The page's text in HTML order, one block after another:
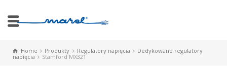
Home Produkty Regulatory napięcia
Dedykowane regulatory
napięcia
Stamford MX321